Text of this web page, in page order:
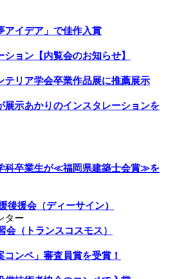
イデア」で佳作入賞
ョン【内覧会のお知らせ】
テリア学会卒業作品展に推薦展示
示あかりのインスタレーションを
科卒業生が≪福岡県建築士会賞≫を
後援会（ディーサイン）
ター
（トランスコスモス）
ンペ」審査員賞を受賞！